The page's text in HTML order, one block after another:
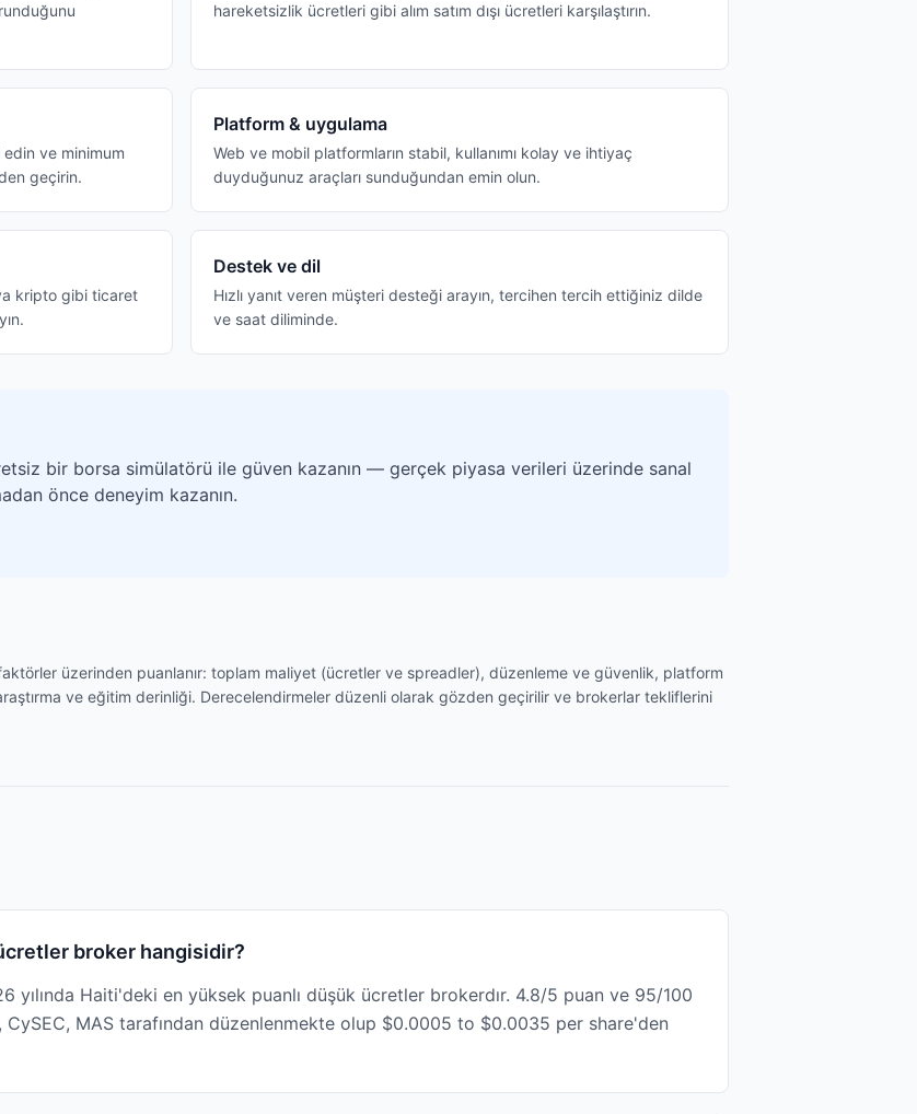
hareketsizlik ücretleri gibi alım satım dışı ücretleri karşılaştırın.
ve minimum
geçirin.
Platform & uygulama
Web ve mobil platformların stabil, kullanımı kolay ve ihtiyaç
duyduğunuz araçları sunduğundan emin olun.
kripto gibi ticaret
Destek ve dil
Hızlı yanıt veren müşteri desteği arayın, tercihen tercih ettiğiniz dilde
ve saat diliminde.
bir borsa simülatörü ile güven kazanın — gerçek piyasa verileri üzerinde sanal
önce deneyim kazanın.
üzerinden puanlanır: toplam maliyet (ücretler ve spreadler), düzenleme ve güvenlik, platform
ve eğitim derinliği. Derecelendirmeler düzenli olarak gözden geçirilir ve brokerlar tekliflerini
broker hangisidir?
Haiti'deki en yüksek puanlı düşük ücretler brokerdır. 4.8/5 puan ve 95/100
CySEC, MAS tarafından düzenlenmekte olup $0.0005 to $0.0035 per share'den